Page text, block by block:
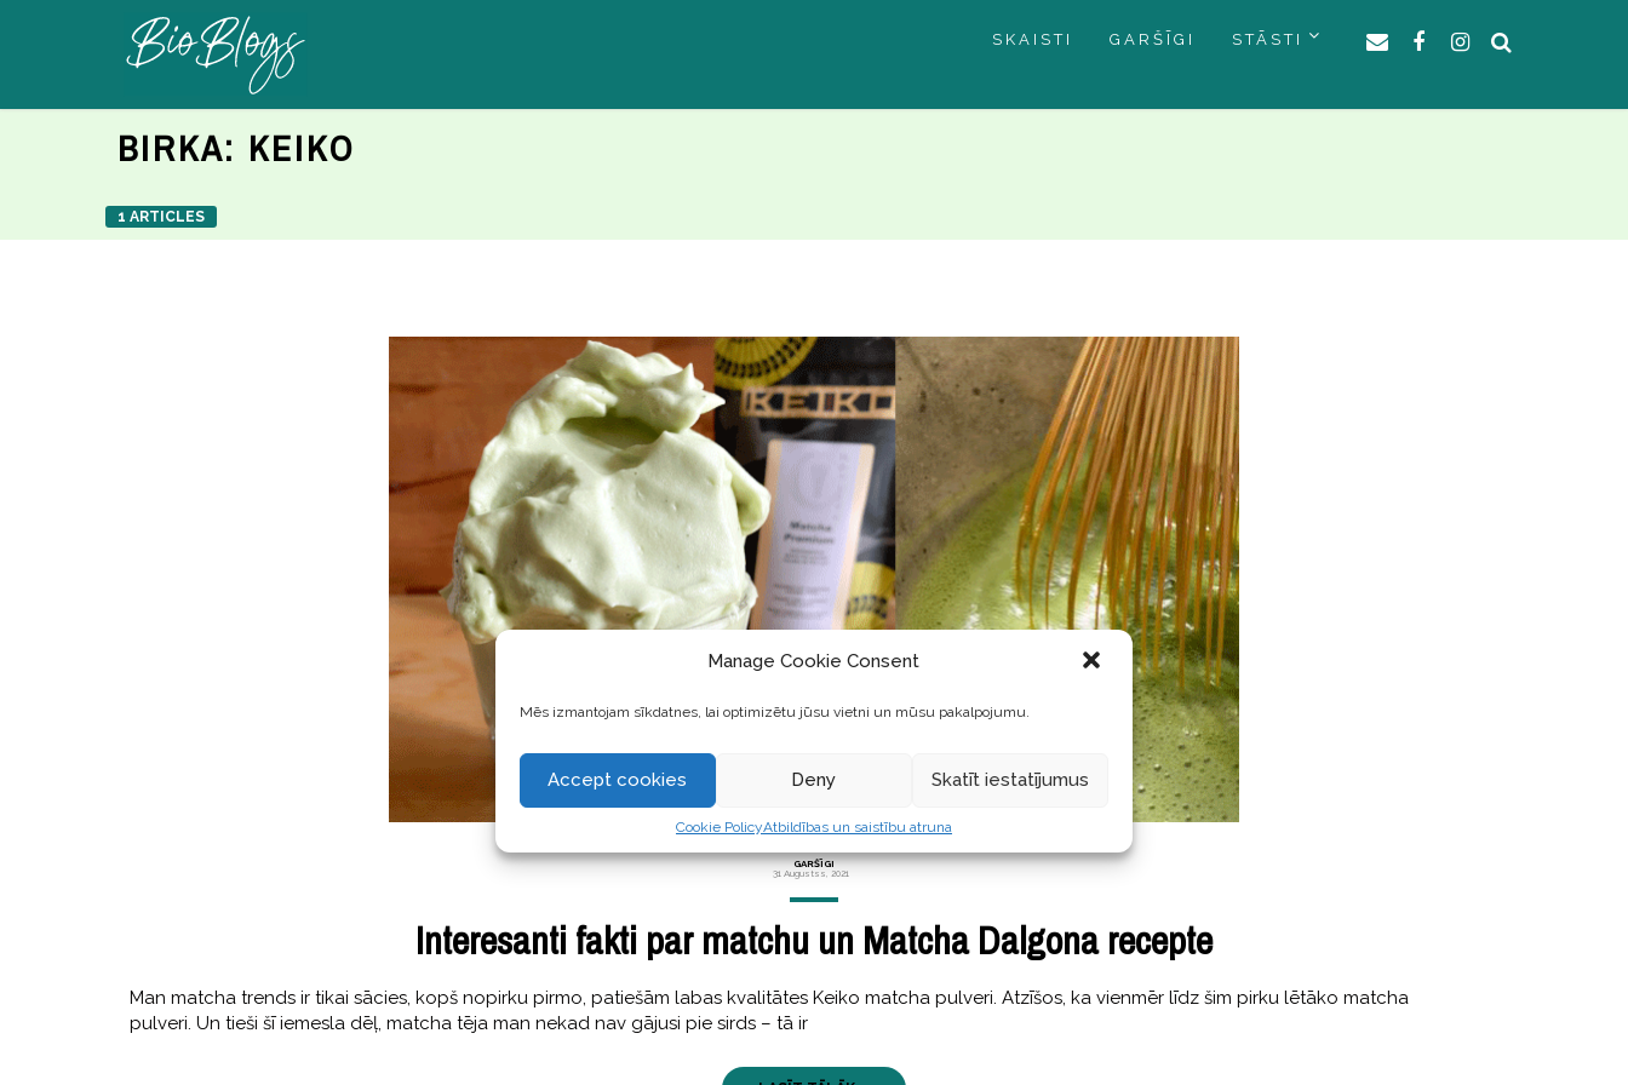
Manage Cookie Consent
Mēs izmantojam sīkdatnes, lai optimizētu jūsu vietni un mūsu pakalpojumu.
Accept cookies Deny Skatīt iestatījumus
Cookie PolicyAtbildības un saistību atruna
SKAISTI GARŠĪGI STĀSTI
BIRKA: KEIKO
1 ARTICLES
GARŠĪGI
31 Augustss, 2021
Interesanti fakti par matchu un Matcha Dalgona recepte
Man matcha trends ir tikai sācies, kopš nopirku pirmo, patiešām labas kvalitātes Keiko matcha pulveri. Atzīšos, ka vienmēr līdz šim pirku lētāko matcha
pulveri. Un tieši šī iemesla dēļ, matcha tēja man nekad nav gājusi pie sirds – tā ir